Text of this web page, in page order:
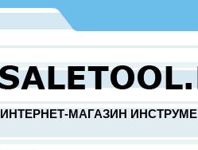
ИНТЕРНЕТ-МАГАЗИН